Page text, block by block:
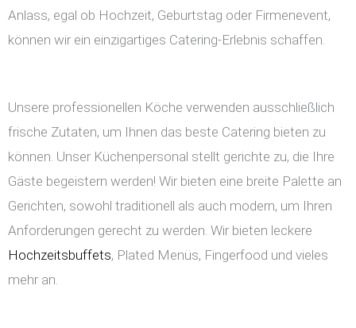
Anlass, egal ob Hochzeit, Geburtstag oder Firmenevent,
können wir ein einzigartiges Catering-Erlebnis schaffen.
Unsere professionellen Köche verwenden ausschließlich
frische Zutaten, um Ihnen das beste Catering bieten zu
können. Unser Küchenpersonal stellt gerichte zu, die Ihre
Gäste begeistern werden! Wir bieten eine breite Palette an
Gerichten, sowohl traditionell als auch modern, um Ihren
Anforderungen gerecht zu werden. Wir bieten leckere
Hochzeitsbuffets, Plated Menüs, Fingerfood und vieles
mehr an.